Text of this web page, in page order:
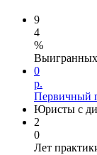
9
4
%
0
р.
Первичный
Юристы с
2
0
Лет